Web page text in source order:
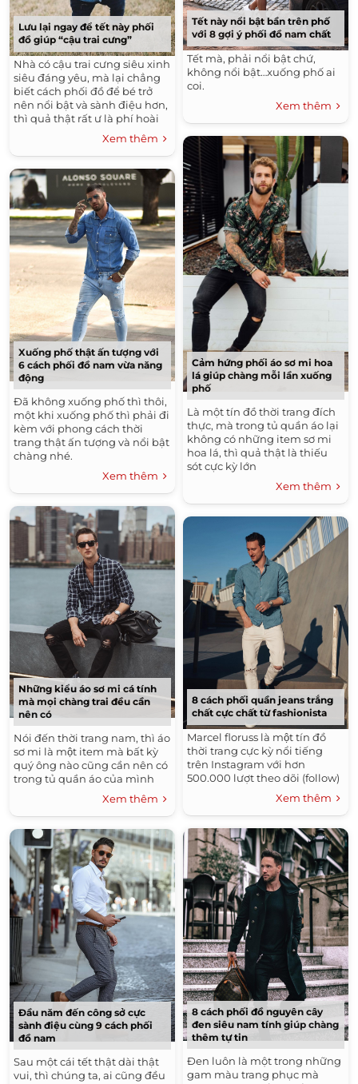
Lưu lại ngay để tết này phối
đồ giúp “cậu trai cưng”
Nhà có cậu trai cưng siêu xinh
siêu đáng yêu, mà lại chẳng
biết cách phối đồ để bé trở
nên nổi bật và sành điệu hơn,
thì quả thật rất ư là phí hoài
một “nhan sắc”, đúng không
Xem thêm
Xuống phố thật ấn tượng với
6 cách phối đồ nam vừa năng
động
Đã không xuống phố thì thôi,
một khi xuống phố thì phải đi
kèm với phong cách thời
trang thật ấn tượng và nổi bật
chàng nhé.
Xem thêm
Những kiểu áo sơ mi cá tính
mà mọi chàng trai đều cần
nên có
Nói đến thời trang nam, thì áo
sơ mi là một item mà bất kỳ
quý ông nào cũng cần nên có
trong tủ quần áo của mình
Xem thêm
Đầu năm đến công sở cực
sành điệu cùng 9 cách phối
đồ nam
Sau một cái tết thật dài thật
vui, thì chúng ta, ai cũng đều
Tết này nổi bật bần trên phố
với 8 gợi ý phối đồ nam chất
Tết mà, phải nổi bật chứ,
không nổi bật…xuống phố ai
coi.
Xem thêm
Cảm hứng phối áo sơ mi hoa
lá giúp chàng mỗi lần xuống
phố
Là một tín đồ thời trang đích
thực, mà trong tủ quần áo lại
không có những item sơ mi
hoa lá, thì quả thật là thiếu
sót cực kỳ lớn
Xem thêm
8 cách phối quần jeans trắng
chất cực chất từ fashionista
Marcel floruss là một tín đồ
thời trang cực kỳ nổi tiếng
trên Instagram với hơn
500.000 lượt theo dõi (follow)
Xem thêm
8 cách phối đồ nguyên cây
đen siêu nam tính giúp chàng
thêm tự tin
Đen luôn là một trong những
gam màu trang phục mà